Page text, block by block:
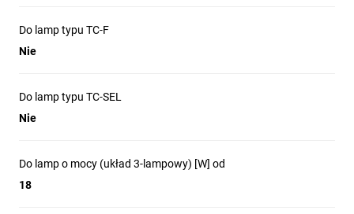
Do lamp typu TC-F
Nie
Do lamp typu TC-SEL
Nie
Do lamp o mocy (układ 3-lampowy) [W] od
18